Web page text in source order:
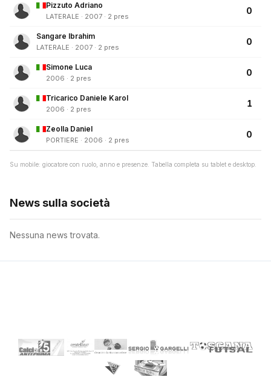
Pizzuto Adriano
LATERALE · 2007 · 2 pres
0
Sangare Ibrahim
LATERALE · 2007 · 2 pres
0
Simone Luca
2006 · 2 pres
0
Tricarico Daniele Karol
2006 · 2 pres
1
Zeolla Daniel
PORTIERE · 2006 · 2 pres
0
Su mobile: giocatore con ruolo, anno e presenze. Tabella completa su tablet e desktop.
News sulla società
Nessuna news trovata.